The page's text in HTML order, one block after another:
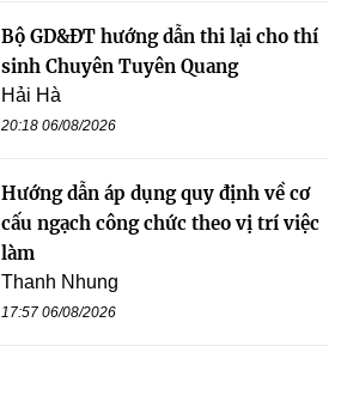
Bộ GD&ĐT hướng dẫn thi lại cho thí
sinh Chuyên Tuyên Quang
Hải Hà
20:18 06/08/2026
Hướng dẫn áp dụng quy định về cơ
cấu ngạch công chức theo vị trí việc
làm
Thanh Nhung
17:57 06/08/2026